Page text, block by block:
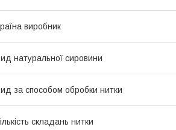
виробник
натуральної сировини
за способом обробки нитки
складань нитки